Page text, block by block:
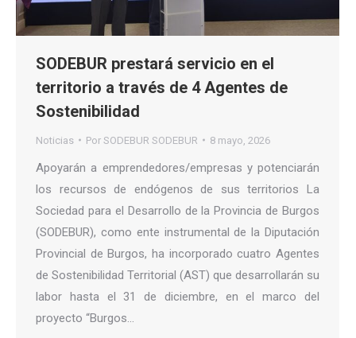
SODEBUR prestará servicio en el
territorio a través de 4 Agentes de
Sostenibilidad
Noticias Por SODEBUR SODEBUR 8 mayo, 2026
Apoyarán a emprendedores/empresas y potenciarán
los recursos de endógenos de sus territorios La
Sociedad para el Desarrollo de la Provincia de Burgos
(SODEBUR), como ente instrumental de la Diputación
Provincial de Burgos, ha incorporado cuatro Agentes
de Sostenibilidad Territorial (AST) que desarrollarán su
labor hasta el 31 de diciembre, en el marco del
proyecto “Burgos…